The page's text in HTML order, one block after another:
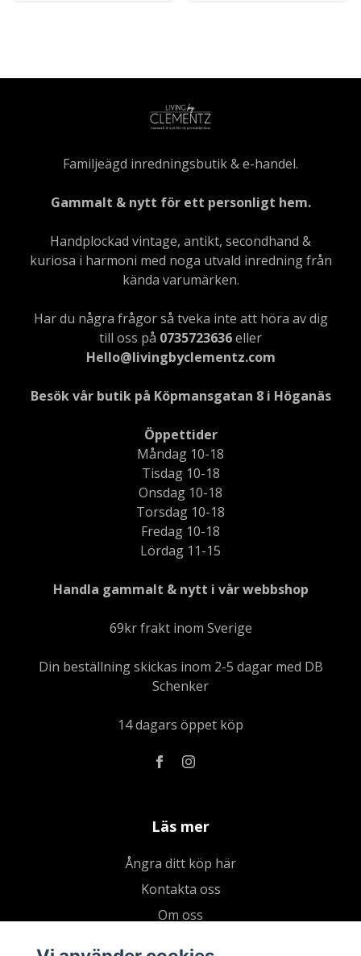
Familjeägd inredningsbutik & e-handel.
Gammalt & nytt för ett personligt hem.
Handplockad vintage, antikt, secondhand &
kuriosa i harmoni med noga utvald inredning från
kända varumärken.
Har du några frågor så tveka inte att höra av dig
till oss på 0735723636eller
Hello@livingbyclementz.com
Besök vår butik på Köpmansgatan 8 i Höganäs
Öppettider
Måndag 10-18
Tisdag 10-18
Onsdag 10-18
Torsdag 10-18
Fredag 10-18
Lördag 11-15
Handla gammalt & nytt i vår webbshop
69kr frakt inom Sverige
Din beställning skickas inom 2-5 dagar med DB
Schenker
14 dagars öppet köp
Läs mer
Ångra ditt köp här
Kontakta oss
Om oss